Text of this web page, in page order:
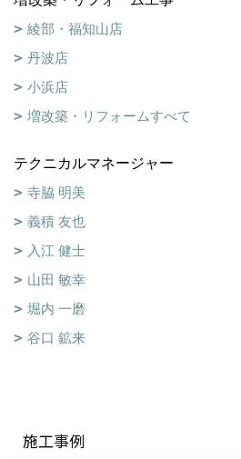
綾部・福知山店
丹波店
小浜店
増改築・リフォームすべて
テクニカルマネージャー
寺脇 明美
義積 友也
入江 健士
山田 敏幸
堀内 一磨
谷口 鉱来
施工事例